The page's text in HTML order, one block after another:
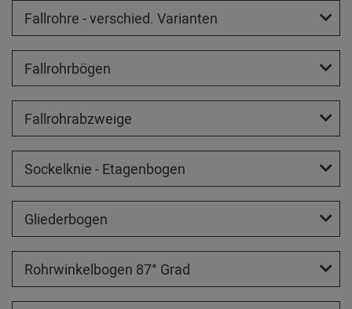
Fallrohre - verschied. Varianten
Fallrohrbögen
Fallrohrabzweige
Sockelknie - Etagenbogen
Gliederbogen
Rohrwinkelbogen 87° Grad